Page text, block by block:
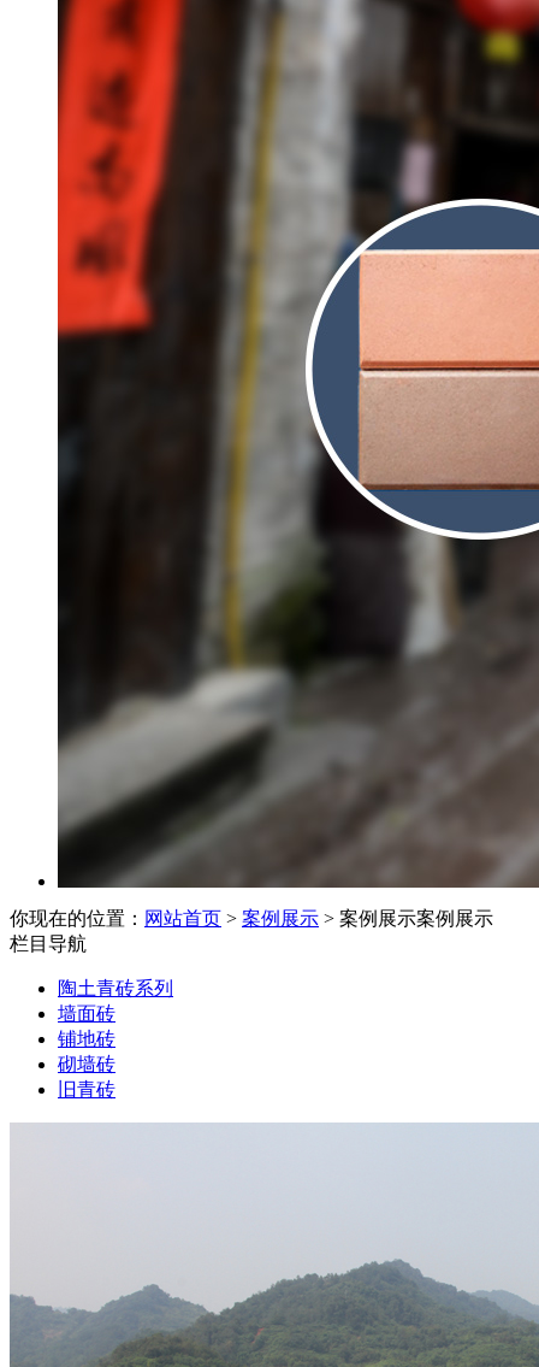
你现在的位置： 网站首页 > 案例展示 > 案例展示案例展示
栏目导航
陶土青砖系列
墙面砖
铺地砖
砌墙砖
旧青砖